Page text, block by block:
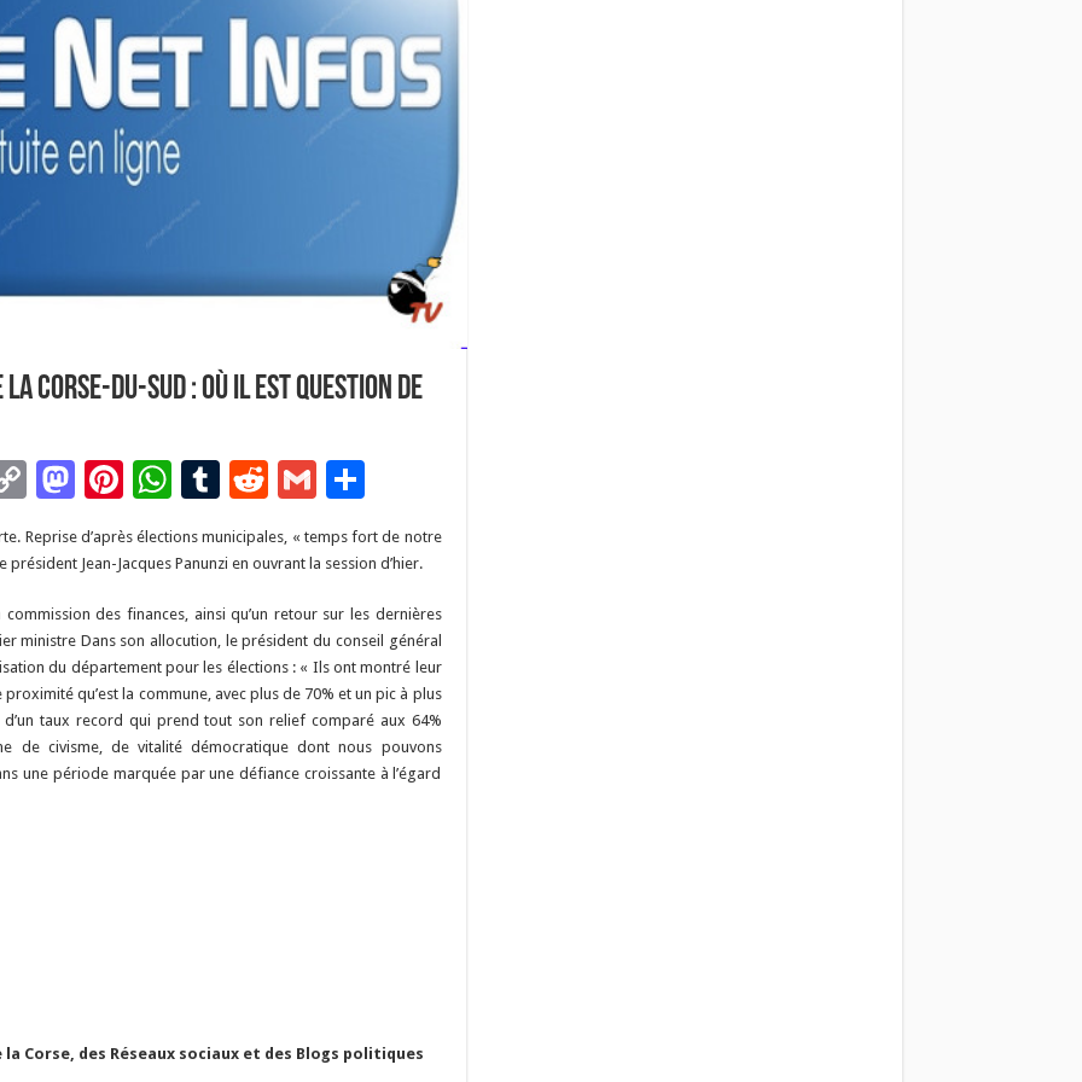
Corse-du-Sud : Où il est question de
C
p
Li
n
k
M
as
to
o
n
Pi
nt
er
es
t
W
h
at
sA
p
p
T
u
m
bl
r
R
d
t
G
ai
P
ar
ta
g
er
Reprise d’après élections municipales, « temps fort de notre
Jean-Jacques Panunzi en ouvrant la session d’hier.
des finances, ainsi qu’un retour sur les dernières
ministre Dans son allocution, le président du conseil général
du département pour les élections : « Ils ont montré leur
qu’est la commune, avec plus de 70% et un pic à plus
taux record qui prend tout son relief comparé aux 64%
de civisme, de vitalité démocratique dont nous pouvons
une période marquée par une défiance croissante à l’égard
Corse, des Réseaux sociaux et des Blogs politiques